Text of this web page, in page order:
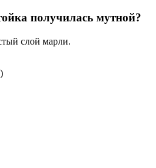
получилась мутной?
слой марли.